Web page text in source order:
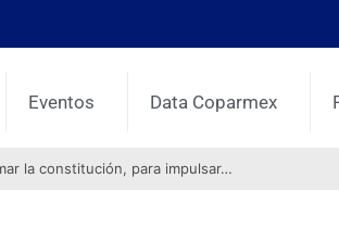
Eventos Data Coparmex
la constitución, para impulsar…